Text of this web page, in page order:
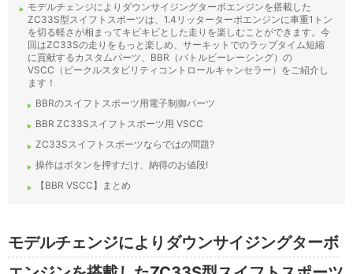
モデルチェンジによりダウンサイジングターボエンジンを搭載した
ZC33S型スイフトスポーツは、1.4リッターターボエンジンに車重1トン
を切る軽さが相まってキビキビとした走りを楽しむことができます。今
回はZC33Sの走りをもっと楽しめ、サーキットでのラップタイム短縮
に貢献するカスタムパーツ、BBR（バトルビーレーシング）の
VSCC（ビークルスタビリティコントロールキャンセラー）をご紹介し
ます！
BBRのスイフトスポーツ用電子制御パーツ
BBR ZC33Sスイフトスポーツ用 VSCC
ZC33Sスイフトスポーツならではの問題?
操作はボタンを押すだけ、納得のお値段!
【BBR VSCC】まとめ
モデルチェンジによりダウンサイジングターボ